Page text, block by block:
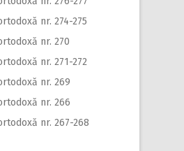
nr. 274-275
nr. 270
nr. 271-272
nr. 269
nr. 266
nr. 267-268